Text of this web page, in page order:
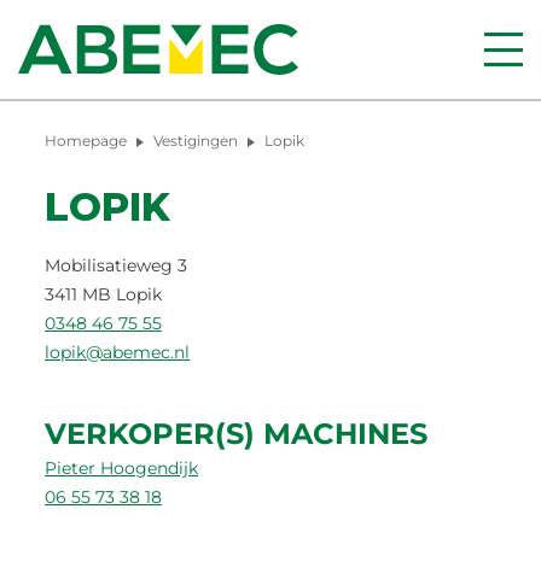
Homepage Vestigingen Lopik
LOPIK
Mobilisatieweg 3
3411 MB Lopik
0348 46 75 55
lopik@abemec.nl
VERKOPER(S) MACHINES
Pieter Hoogendijk
06 55 73 38 18